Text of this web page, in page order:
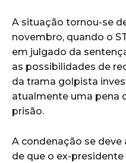
A situação tornou-se
novembro, quando o
em julgado da
as possibilidades de
da trama golpista
atualmente uma pena
prisão.
A condenação se
de que o ex-